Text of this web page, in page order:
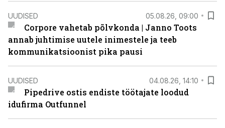
UUDISED 05.08.26, 09:00
Corpore vahetab põlvkonda | Janno Toots
annab juhtimise uutele inimestele ja teeb
kommunikatsioonist pika pausi
UUDISED 04.08.26, 14:10
Pipedrive ostis endiste töötajate loodud
idufirma Outfunnel